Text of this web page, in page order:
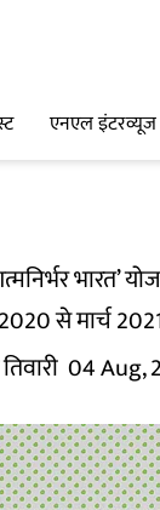
एनएल इंटरव्यूज
भारत’
से मार्च
04 Aug,